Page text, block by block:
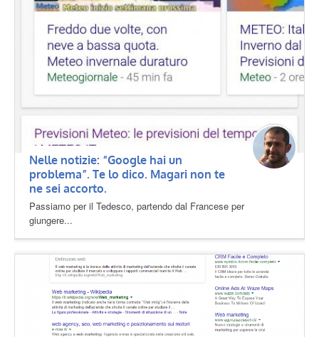
Nelle notizie: “Google hai un
problema”. Te lo dico. Magari non te
ne sei accorto.
Passiamo per il Tedesco, partendo dal Francese per
giungere...